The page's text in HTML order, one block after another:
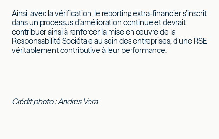
Ainsi, avec la vérification, le reporting extra-financier s’inscrit
dans un processus d’amélioration continue et devrait
contribuer ainsi à renforcer la mise en œuvre de la
Responsabilité Sociétale au sein des entreprises, d’une RSE
véritablement contributive à leur performance.
Crédit photo : Andres Vera